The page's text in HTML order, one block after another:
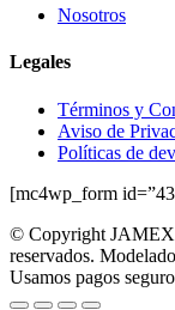
Nosotros
Legales
Términos y
Aviso de
Políticas de
[mc4wp_form
© Copyright JAMEX
reservados.
Usamos pagos